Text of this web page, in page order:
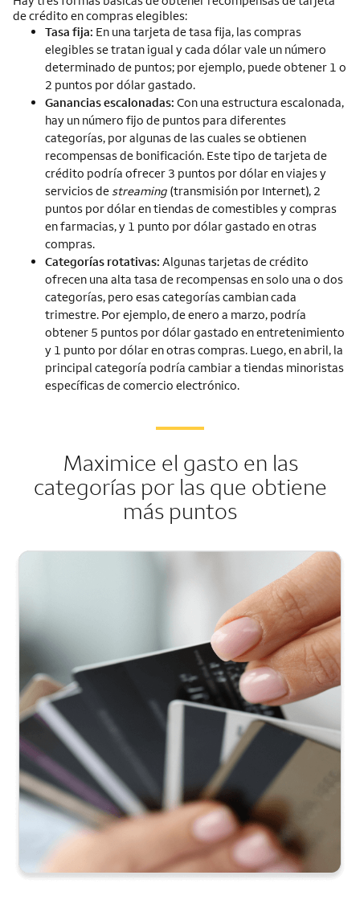
de crédito en compras elegibles:
Tasa fija: En una tarjeta de tasa fija, las compras
elegibles se tratan igual y cada dólar vale un número
determinado de puntos; por ejemplo, puede obtener 1 o
2 puntos por dólar gastado.
Ganancias escalonadas: Con una estructura escalonada,
hay un número fijo de puntos para diferentes
categorías, por algunas de las cuales se obtienen
recompensas de bonificación. Este tipo de tarjeta de
crédito podría ofrecer 3 puntos por dólar en viajes y
servicios destreaming (transmisión por Internet), 2
puntos por dólar en tiendas de comestibles y compras
en farmacias, y 1 punto por dólar gastado en otras
compras.
Categorías rotativas: Algunas tarjetas de crédito
ofrecen una alta tasa de recompensas en solo una o dos
categorías, pero esas categorías cambian cada
trimestre. Por ejemplo, de enero a marzo, podría
obtener 5 puntos por dólar gastado en entretenimiento
y 1 punto por dólar en otras compras. Luego, en abril, la
principal categoría podría cambiar a tiendas minoristas
específicas de comercio electrónico.
Maximice el gasto en las
categorías por las que obtiene
más puntos